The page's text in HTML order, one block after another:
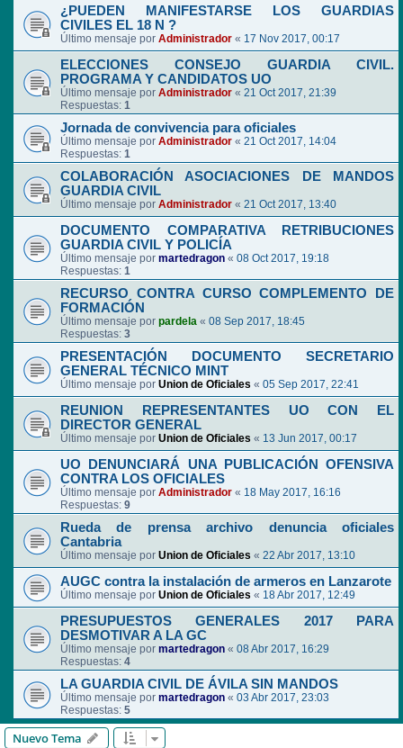
¿PUEDEN MANIFESTARSE LOS GUARDIAS
CIVILES EL 18 N ?
Último mensaje por Administrador « 17 Nov 2017, 00:17
ELECCIONES CONSEJO GUARDIA CIVIL.
PROGRAMA Y CANDIDATOS UO
Último mensaje por Administrador « 21 Oct 2017, 21:39
Respuestas: 1
Jornada de convivencia para oficiales
Último mensaje por Administrador « 21 Oct 2017, 14:04
Respuestas: 1
COLABORACIÓN ASOCIACIONES DE MANDOS
GUARDIA CIVIL
Último mensaje por Administrador « 21 Oct 2017, 13:40
DOCUMENTO COMPARATIVA RETRIBUCIONES
GUARDIA CIVIL Y POLICÍA
Último mensaje por martedragon « 08 Oct 2017, 19:18
Respuestas: 1
RECURSO CONTRA CURSO COMPLEMENTO DE
FORMACIÓN
Último mensaje por pardela « 08 Sep 2017, 18:45
Respuestas: 3
PRESENTACIÓN DOCUMENTO SECRETARIO
GENERAL TÉCNICO MINT
Último mensaje por Union de Oficiales « 05 Sep 2017, 22:41
REUNION REPRESENTANTES UO CON EL
DIRECTOR GENERAL
Último mensaje por Union de Oficiales « 13 Jun 2017, 00:17
UO DENUNCIARÁ UNA PUBLICACIÓN OFENSIVA
CONTRA LOS OFICIALES
Último mensaje por Administrador « 18 May 2017, 16:16
Respuestas: 9
Rueda de prensa archivo denuncia oficiales
Cantabria
Último mensaje por Union de Oficiales « 22 Abr 2017, 13:10
AUGC contra la instalación de armeros en Lanzarote
Último mensaje por Union de Oficiales « 18 Abr 2017, 12:49
PRESUPUESTOS GENERALES 2017 PARA
DESMOTIVAR A LA GC
Último mensaje por martedragon « 08 Abr 2017, 16:29
Respuestas: 4
LA GUARDIA CIVIL DE ÁVILA SIN MANDOS
Último mensaje por martedragon « 03 Abr 2017, 23:03
Respuestas: 5
Nuevo Tema